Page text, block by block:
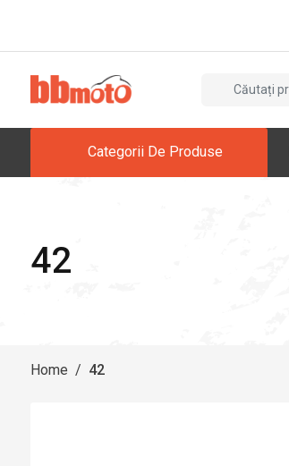
Categorii De Produse
42
Home / 42